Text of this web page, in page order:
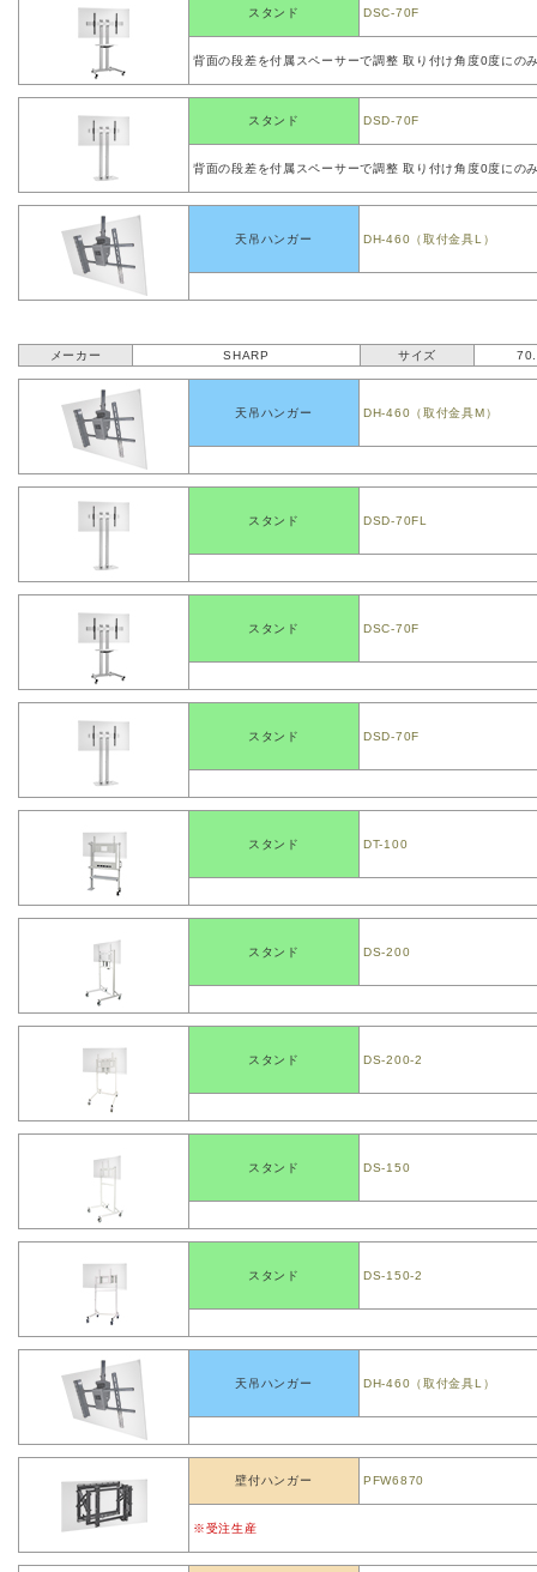
スタンド DSC-70F
背面の段差を付属スペーサーで調整 取り付け角度0度にの
スタンド DSD-70F
背面の段差を付属スペーサーで調整 取り付け角度0度にの
天吊ハンガー DH-460（取付金具L）
メーカー SHARP サイズ
天吊ハンガー DH-460（取付金具M）
スタンド DSD-70FL
スタンド DSC-70F
スタンド DSD-70F
スタンド DT-100
スタンド DS-200
スタンド DS-200-2
スタンド DS-150
スタンド DS-150-2
天吊ハンガー DH-460（取付金具L）
壁付ハンガー PFW6870
※受注生産